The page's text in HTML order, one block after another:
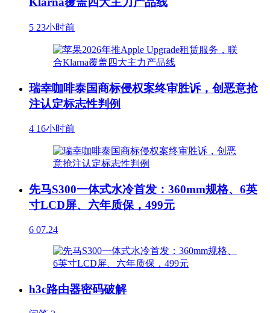
5 23小时前
瑞幸咖啡泰国商标侵权案终审胜诉，创恶意抢
注认定标志性判例
4 16小时前
先马S300一体式水冷首发：360mm规格、6英
寸LCD屏、六年质保，499元
6 07.24
h3c路由器密码破解